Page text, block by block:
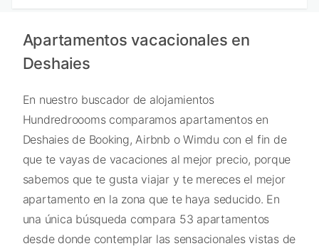
Apartamentos vacacionales en
Deshaies
En nuestro buscador de alojamientos
Hundredroooms comparamos apartamentos en
Deshaies de Booking, Airbnb o Wimdu con el fin de
que te vayas de vacaciones al mejor precio, porque
sabemos que te gusta viajar y te mereces el mejor
apartamento en la zona que te haya seducido. En
una única búsqueda compara 53 apartamentos
desde donde contemplar las sensacionales vistas de